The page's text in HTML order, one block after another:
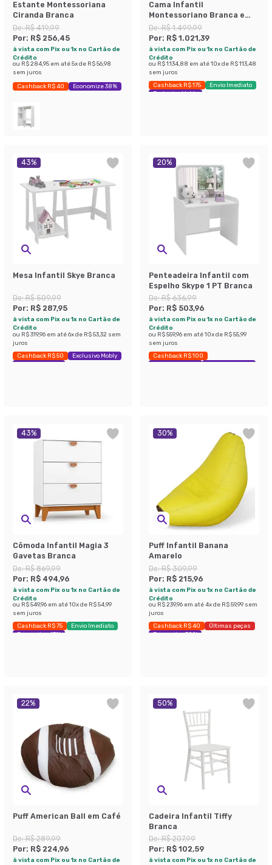
Estante Montessoriana
Ciranda Branca
De:R$ 419,99
Por: R$ 256,45
à vista com Pix ou 1x no Cartão de
Crédito
ou R$ 284,95 em até5x de R$ 56,98
sem juros
Cashback R$ 40 Economize 38%
Cama Infantil
Montessoriano Branca e
Natural
De:R$ 1.499,99
Por: R$ 1.021,39
à vista com Pix ou 1x no Cartão de
Crédito
ou R$ 1.134,88 em até10x de R$ 113,48
sem juros
Cashback R$ 175
Envio Imediato
Exclusivo Mobly
43%
Mesa Infantil Skye Branca
De:R$ 509,99
Por: R$ 287,95
à vista com Pix ou 1x no Cartão de
Crédito
ou R$ 319,96 em até6x de R$ 53,32 sem
juros
Cashback R$ 50
Exclusivo Mobly
Economize 43%
20%
Penteadeira Infantil com
Espelho Skype 1 PT Branca
De:R$ 636,99
Por: R$ 503,96
à vista com Pix ou 1x no Cartão de
Crédito
ou R$ 559,96 em até10x de R$ 55,99
sem juros
Cashback R$ 100
Exclusivo Mobly
Economize 20%
43%
Cômoda Infantil Magia 3
Gavetas Branca
De:R$ 869,99
Por: R$ 494,96
à vista com Pix ou 1x no Cartão de
Crédito
ou R$ 549,96 em até10x de R$ 54,99
sem juros
Cashback R$ 75
Envio Imediato
Economize 43%
30%
Puff Infantil Banana
Amarelo
De:R$ 309,99
Por: R$ 215,96
à vista com Pix ou 1x no Cartão de
Crédito
ou R$ 239,96 em até4x de R$ 59,99 sem
juros
Cashback R$ 40
Últimas peças
Economize 30%
22%
Puff American Ball em Café
De:R$ 289,99
Por: R$ 224,96
à vista com Pix ou 1x no Cartão de
50%
Cadeira Infantil Tiffy
Branca
De:R$ 207,99
Por: R$ 102,59
à vista com Pix ou 1x no Cartão de